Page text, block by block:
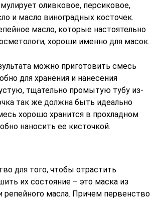
оливковое, персиковое,
и масло виноградных косточек.
масло, которые настоятельно
хороши именно для масок.
можно приготовить смесь
для хранения и нанесения
тщательно промытую тубу из-
так же должна быть идеально
хорошо хранится в прохладном
наносить ее кисточкой.
для того, чтобы отрастить
их состояние – это маска из
репейного масла. Причем первенство